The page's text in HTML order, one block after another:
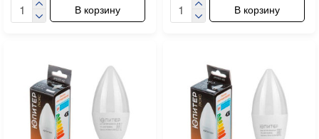
В корзину В корзину